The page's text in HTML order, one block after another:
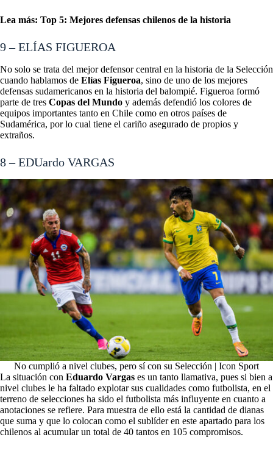
Lea más: Top 5: Mejores defensas chilenos de la historia
9 – ELÍAS FIGUEROA
No solo se trata del mejor defensor central en la historia de la Selección
cuando hablamos de Elías Figueroa, sino de uno de los mejores
defensas sudamericanos en la historia del balompié. Figueroa formó
parte de tres Copas del Mundo y además defendió los colores de
equipos importantes tanto en Chile como en otros países de
Sudamérica, por lo cual tiene el cariño asegurado de propios y
extraños.
8 – EDUardo VARGAS
No cumplió a nivel clubes, pero sí con su Selección | Icon Sport
La situación con Eduardo Vargas es un tanto llamativa, pues si bien a
nivel clubes le ha faltado explotar sus cualidades como futbolista, en el
terreno de selecciones ha sido el futbolista más influyente en cuanto a
anotaciones se refiere. Para muestra de ello está la cantidad de dianas
que suma y que lo colocan como el sublíder en este apartado para los
chilenos al acumular un total de 40 tantos en 105 compromisos.